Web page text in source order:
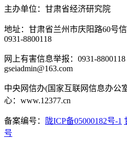
主办单位：甘肃省经济研究院
地址：甘肃省兰州市庆阳路60号
0931-8800118
网上有害信息举报：0931-8800118
gseiadmin@163.com
中央网信办(国家互联网信息办公
心：www.12377.cn
备案编号： 陇ICP备05000182号-1
号